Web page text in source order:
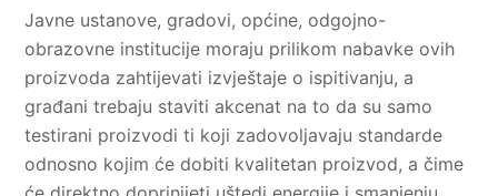
Javne ustanove, gradovi, općine, odgojno-
obrazovne institucije moraju prilikom nabavke ovih
proizvoda zahtijevati izvještaje o ispitivanju, a
građani trebaju staviti akcenat na to da su samo
testirani proizvodi ti koji zadovoljavaju standarde
odnosno kojim će dobiti kvalitetan proizvod, a čime